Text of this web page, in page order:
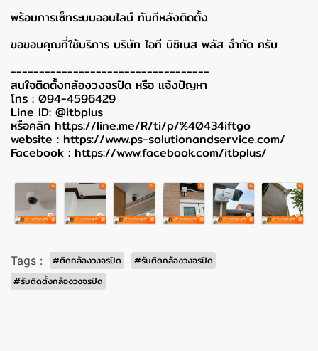
พร้อมการเซ็ทระบบออนไลน์ ทันทีหลังติดตั้ง
ขอขอบคุณที่ใช้บริการ บริษัท ไอที บิซิเนส พลัส จำกัด ครับ
-----------------------------------
สนใจติดตั้งกล้องวงจรปิด หรือ แจ้งปัญหา
โทร : 094-4596429
Line ID: @itbplus
หรือคลิก https://line.me/R/ti/p/%40434iftgo
website : https://www.ps-solutionandservice.com/
Facebook : https://www.facebook.com/itbplus/
Tags : #ติดกล้องวงจรปิด
#รับติดกล้องวงจรปิด
#รับติดตั้งกล้องวงจรปิด